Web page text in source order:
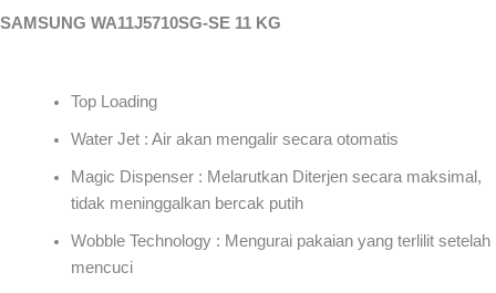
SAMSUNG WA11J5710SG-SE 11 KG
Top Loading
Water Jet : Air akan mengalir secara otomatis
Magic Dispenser : Melarutkan Diterjen secara maksimal,
tidak meninggalkan bercak putih
Wobble Technology : Mengurai pakaian yang terlilit setelah
mencuci